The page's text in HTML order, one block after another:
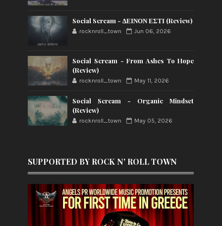
Social Scream - ΔΕΙΝΟΝ ΕΣΤΙ (Review)
rocknroll_town Jun 06, 2026
Social Scream - From Ashes To Hope
(Review)
rocknroll_town May 11, 2026
Social Scream - Organic Mindset
(Review)
rocknroll_town May 05, 2026
SUPPORTED BY ROCK N' ROLL TOWN